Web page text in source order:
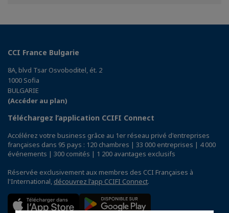
CCI France Bulgarie
8A, blvd Tsar Osvoboditel, ét. 2
1000 Sofia
BULGARIE
(Accéder au plan)
Téléchargez l’application CCIFI Connect
Accélérez votre business grâce au 1er réseau privé d'entreprises
françaises dans 95 pays : 120 chambres | 33 000 entreprises | 4 000
événements | 300 comités | 1 200 avantages exclusifs
Réservée exclusivement aux membres des CCI Françaises à
l'International, découvrez l'app CCIFI Connect.